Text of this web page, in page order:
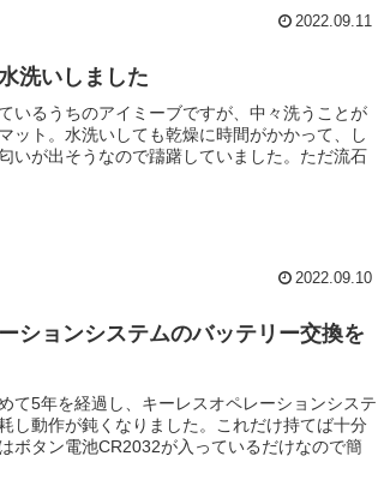
2022.09.11
洗いしました
いるうちのアイミーブですが、中々洗うことが
ット。水洗いしても乾燥に時間がかかって、し
いが出そうなので躊躇していました。ただ流石
2022.09.10
ションシステムのバッテリー交換を
て5年を経過し、キーレスオペレーションシステ
し動作が鈍くなりました。これだけ持てば十分
ボタン電池CR2032が入っているだけなので簡